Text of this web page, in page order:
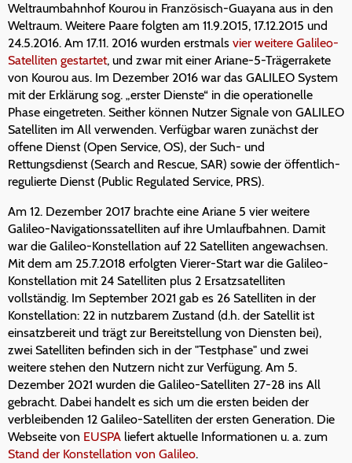
Weltraumbahnhof Kourou in Französisch-Guayana aus in den
Weltraum. Weitere Paare folgten am 11.9.2015, 17.12.2015 und
24.5.2016. Am 17.11. 2016 wurden erstmals vier weitere Galileo-
Satelliten gestartet, und zwar mit einer Ariane-5-Trägerrakete
von Kourou aus. Im Dezember 2016 war das GALILEO System
mit der Erklärung sog. „erster Dienste“ in die operationelle
Phase eingetreten. Seither können Nutzer Signale von GALILEO
Satelliten im All verwenden. Verfügbar waren zunächst der
offene Dienst (Open Service, OS), der Such- und
Rettungsdienst (Search and Rescue, SAR) sowie der öffentlich-
regulierte Dienst (Public Regulated Service, PRS).
Am 12. Dezember 2017 brachte eine Ariane 5 vier weitere
Galileo-Navigationssatelliten auf ihre Umlaufbahnen. Damit
war die Galileo-Konstellation auf 22 Satelliten angewachsen.
Mit dem am 25.7.2018 erfolgten Vierer-Start war die Galileo-
Konstellation mit 24 Satelliten plus 2 Ersatzsatelliten
vollständig. Im September 2021 gab es 26 Satelliten in der
Konstellation: 22 in nutzbarem Zustand (d.h. der Satellit ist
einsatzbereit und trägt zur Bereitstellung von Diensten bei),
zwei Satelliten befinden sich in der "Testphase" und zwei
weitere stehen den Nutzern nicht zur Verfügung. Am 5.
Dezember 2021 wurden die Galileo-Satelliten 27-28 ins All
gebracht. Dabei handelt es sich um die ersten beiden der
verbleibenden 12 Galileo-Satelliten der ersten Generation. Die
Webseite von EUSPA liefert aktuelle Informationen u. a. zum
Stand der Konstellation von Galileo.